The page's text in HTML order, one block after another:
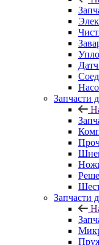
Запчасти
Запчасти